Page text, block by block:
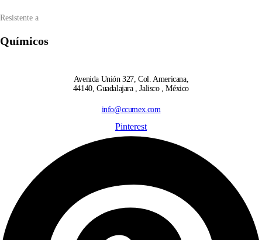
Resistente a
Químicos
Avenida Unión 327, Col. Americana,
44140, Guadalajara , Jalisco , México
info@ccumex.com
Pinterest